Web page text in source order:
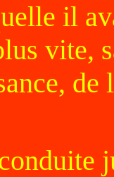
il
vite,